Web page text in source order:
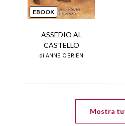
EBOOK
ASSEDIO AL
CASTELLO
di ANNE O'BRIEN
Mostra